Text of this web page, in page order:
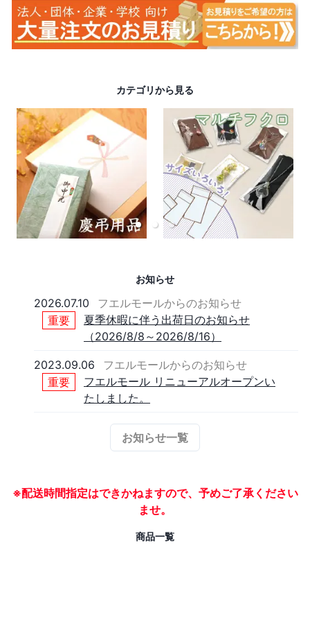
カテゴリから見る
お知らせ
2026.07.10
フエルモールからのお知らせ
重要
夏季休暇に伴う出荷日のお知らせ
（2026/8/8～2026/8/16）
2023.09.06
フエルモールからのお知らせ
重要
フエルモール リニューアルオープンい
たしました。
お知らせ一覧
※配送時間指定はできかねますので、予めご了承ください
ませ。
商品一覧